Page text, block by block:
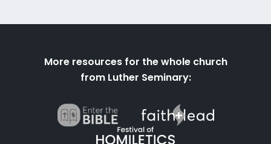
More resources for the whole church
from Luther Seminary: